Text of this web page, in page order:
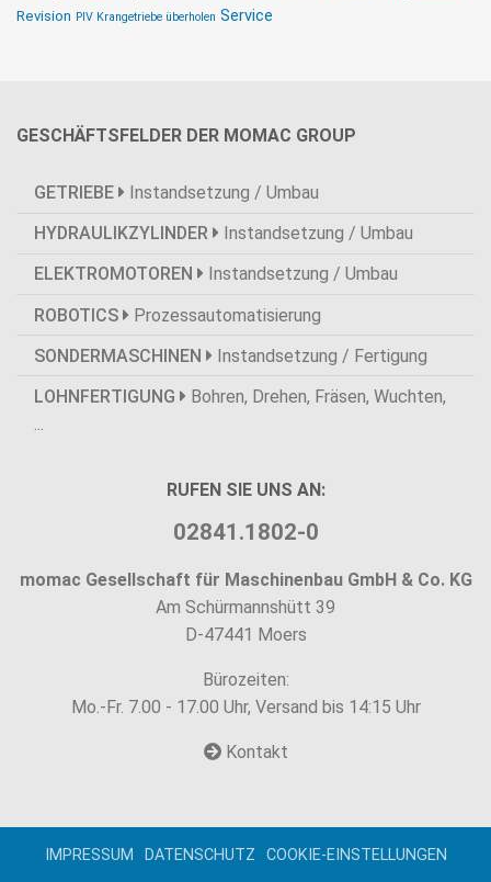
Revision PIV Krangetriebe überholen Service
GESCHÄFTSFELDER DER MOMAC GROUP
GETRIEBE
Instandsetzung / Umbau
HYDRAULIKZYLINDER
Instandsetzung / Umbau
ELEKTROMOTOREN
Instandsetzung / Umbau
ROBOTICS
Prozessautomatisierung
SONDERMASCHINEN
Instandsetzung / Fertigung
LOHNFERTIGUNG
Bohren, Drehen, Fräsen, Wuchten,
...
RUFEN SIE UNS AN:
02841.1802-0
momac Gesellschaft für Maschinenbau GmbH & Co. KG
Am Schürmannshütt 39
D-47441 Moers
Bürozeiten:
Mo.-Fr. 7.00 - 17.00 Uhr, Versand bis 14:15 Uhr
Kontakt
IMPRESSUM DATENSCHUTZ COOKIE-EINSTELLUNGEN